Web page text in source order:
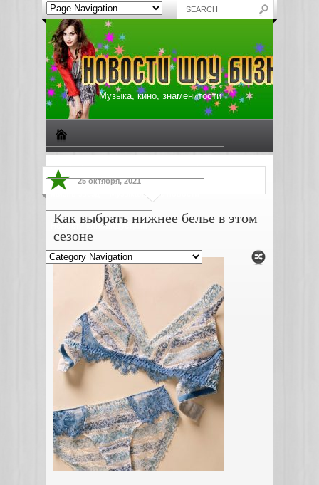
Музыка, кино, знаменитости
Жизнь звезд Музыкальные новости
Новости киноиндустрии
25 октября, 2021
Как выбрать нижнее белье в этом
сезоне